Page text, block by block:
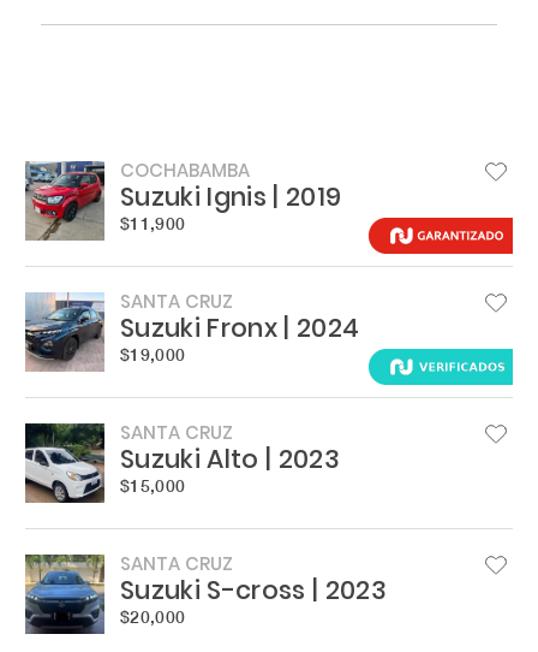
COCHABAMBA
Suzuki Ignis | 2019
$11,900
SANTA CRUZ
Suzuki Fronx | 2024
$19,000
SANTA CRUZ
Suzuki Alto | 2023
$15,000
SANTA CRUZ
Suzuki S-cross | 2023
$20,000